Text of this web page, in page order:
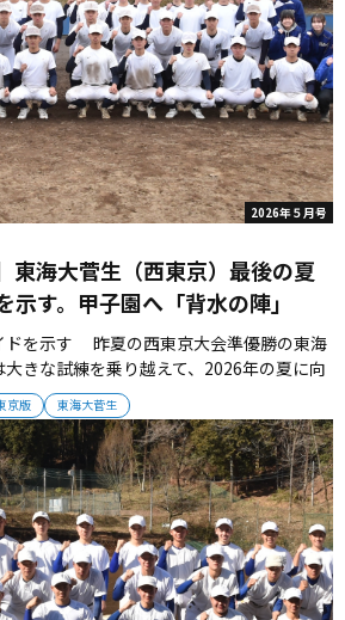
2026年５月号
京版 東海大菅生
東海大菅生（西東京）最後の夏
示す。甲子園へ「背水の陣」
ドを示す 昨夏の西東京大会準優勝の東海
きな試練を乗り越えて、2026年の夏に向
西東京の横綱」 春５回、夏４回の甲子
東海大菅生。2017年夏に甲子園ベスト４
選抜甲子園でもベスト８に進出している...